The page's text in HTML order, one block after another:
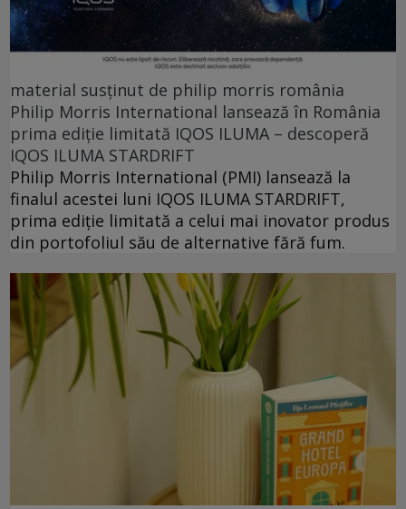
material susținut de philip morris românia
Philip Morris International lansează în România
prima ediție limitată IQOS ILUMA – descoperă
IQOS ILUMA STARDRIFT
Philip Morris International (PMI) lansează la
finalul acestei luni IQOS ILUMA STARDRIFT,
prima ediție limitată a celui mai inovator produs
din portofoliul său de alternative fără fum.